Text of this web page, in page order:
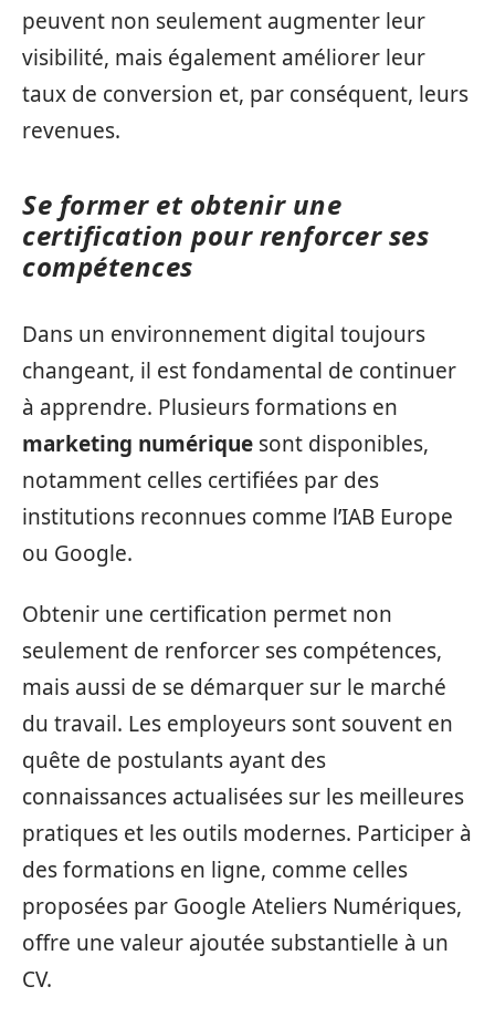
peuvent non seulement augmenter leur
visibilité, mais également améliorer leur
taux de conversion et, par conséquent, leurs
revenues.
Se former et obtenir une
certification pour renforcer ses
compétences
Dans un environnement digital toujours
changeant, il est fondamental de continuer
à apprendre. Plusieurs formations en
marketing numérique sont disponibles,
notamment celles certifiées par des
institutions reconnues comme l’IAB Europe
ou Google.
Obtenir une certification permet non
seulement de renforcer ses compétences,
mais aussi de se démarquer sur le marché
du travail. Les employeurs sont souvent en
quête de postulants ayant des
connaissances actualisées sur les meilleures
pratiques et les outils modernes. Participer à
des formations en ligne, comme celles
proposées par Google Ateliers Numériques,
offre une valeur ajoutée substantielle à un
CV.